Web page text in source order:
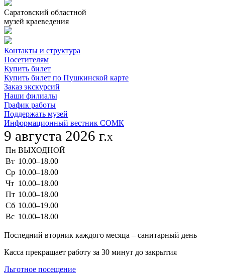
Саратовский областной
музей краеведения
Контакты и структура
Посетителям
Купить билет
Купить билет по Пушкинской карте
Заказ экскурсий
Наши филиалы
График работы
Поддержать музей
Информационный вестник СОМК
9 августа 2026 г.X
Пн ВЫХОДНОЙ
Вт 10.00–18.00
Ср 10.00–18.00
Чт 10.00–18.00
Пт 10.00–18.00
Сб 10.00–19.00
Вс 10.00–18.00
Последний вторник каждого месяца – санитарный день
Касса прекращает работу за 30 минут до закрытия
Льготное посещение